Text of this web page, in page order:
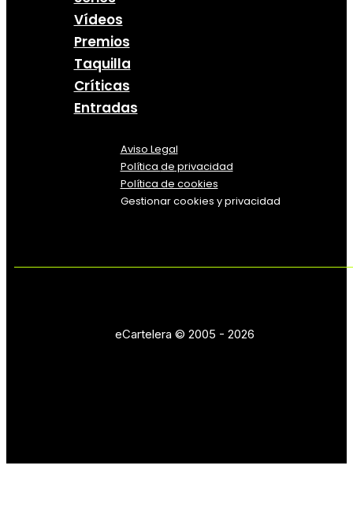
Vídeos
Premios
Taquilla
Críticas
Entradas
Aviso Legal
Política de privacidad
Política de cookies
Gestionar cookies y privacidad
eCartelera © 2005 - 2026